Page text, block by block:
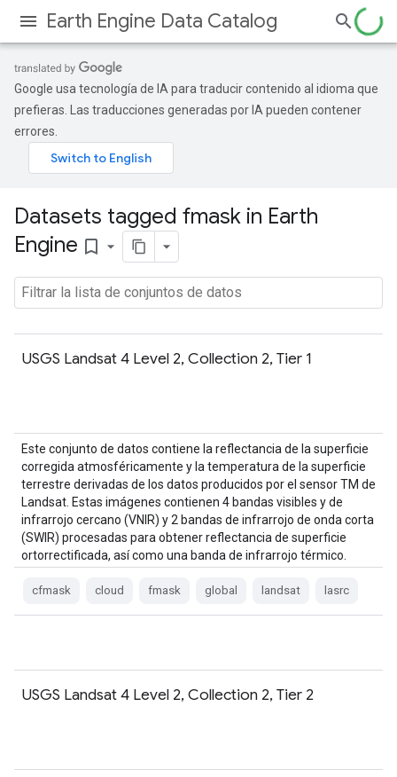
Earth Engine Data Catalog
Google usa tecnología de IA para traducir contenido al idioma que
prefieras. Las traducciones generadas por IA pueden contener
errores.
Datasets tagged fmask in Earth
Engine bookmark_border
USGS Landsat 4 Level 2, Collection 2, Tier 1
Este conjunto de datos contiene la reflectancia de la superficie
corregida atmosféricamente y la temperatura de la superficie
terrestre derivadas de los datos producidos por el sensor TM de
Landsat. Estas imágenes contienen 4 bandas visibles y de
infrarrojo cercano (VNIR) y 2 bandas de infrarrojo de onda corta
(SWIR) procesadas para obtener reflectancia de superficie
ortorrectificada, así como una banda de infrarrojo térmico.
cfmask cloud fmask global landsat lasrc
USGS Landsat 4 Level 2, Collection 2, Tier 2